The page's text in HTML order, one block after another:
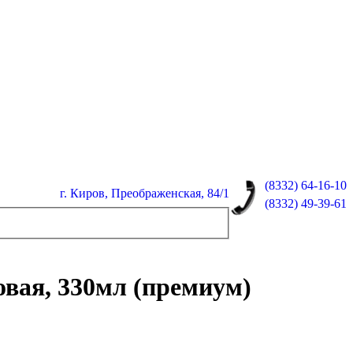
(8332) 64-16-10
(8332) 49-39-61
г. Киров, Преображенская, 84/1
330мл (премиум)